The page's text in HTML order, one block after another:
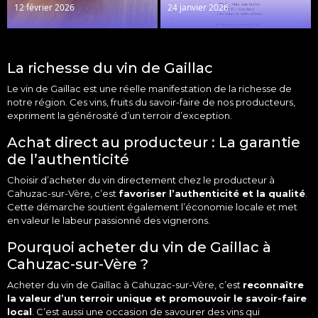
12 février 2026 24 janvier 2026
La richesse du vin de Gaillac
Le vin de Gaillac est une réelle manifestation de la richesse de
notre région. Cesvins , fruits du savoir-faire de nos producteurs,
expriment la générosité d’un terroir d’exception.
Achat direct au producteur : La garantie
de l’authenticité
Choisir d’acheter du vin directement chez le producteur à
Cahuzac-sur-Vère, c’est favoriser l’authenticité et la qualité
Cette démarche soutient également l’économie locale et met
en valeur le labeur passionné des vignerons.
Pourquoi acheter du vin de Gaillac à
Cahuzac-sur-Vère ?
Acheter du vin de Gaillac à Cahuzac-sur-Vère, c’est reconnaître
la valeur d’un terroir unique et promouvoir le savoir-faire
local . C’est aussi une occasion de savourer des vins qui